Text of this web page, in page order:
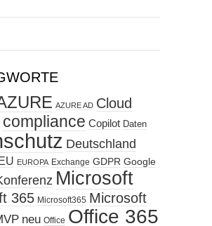
AZURE AD Cloud
compliance Copilot Daten
Deutschland
EU EUROPA Exchange GDPR Google
Microsoft
365 Microsoft365 Microsoft
neu Office Office 365